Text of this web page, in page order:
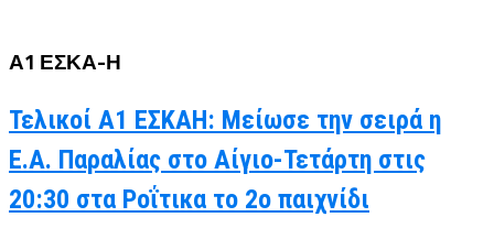
Α1 ΕΣΚΑ-Η
Τελικοί Α1 ΕΣΚΑΗ: Μείωσε την σειρά η
Ε.Α. Παραλίας στο Αίγιο-Τετάρτη στις
20:30 στα Ροΐτικα το 2ο παιχνίδι